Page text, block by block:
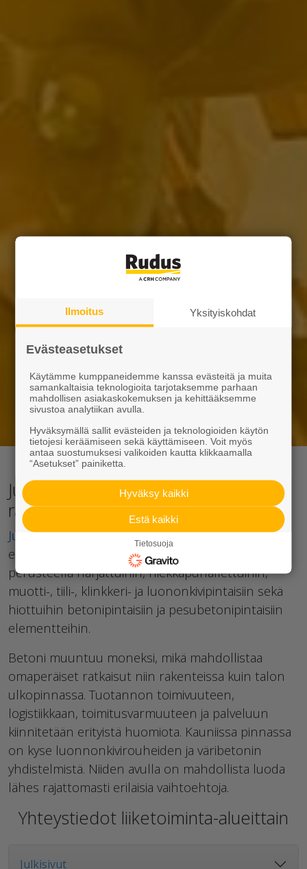
Julkisivuelementit luovat kasvot
rakennukselle
Julkisivuelementitjaetaan kantaviin ja ei-kantaviin
elementteihin. Lisäksi ne jaotellaan pinnan
perusteella harjattuihin, hiekkapuhallettuihin,
muotti-, tiili-, klinkkeri- ja luononkivipintaisiin sekä
hiottuihin betonipintaisiin ja pesubetonipintaisiin
elementteihin.
Betoni muuntuu moneksi, mikä mahdollistaa
omaperäiset ratkaisut niin rakenteissa kuin talon
ulkopinnassa. Tuotannon toimivuuteen,
logistiikkaan, toimitusvarmuuteen ja palveluun
kiinnitetään erityistä huomiota. Kauniissa pinnassa
on kyse luonnonkivirouheiden ja väribetonin
yhdistelmistä. Niiden avulla on mahdollista luoda
lähes rajattomasti erilaisia vaihtoehtoja.
Yhteystiedot liiketoiminta-alueittain
Julkisivut
Ilmoitus Yksityiskohdat
Evästeasetukset
Käytämme kumppaneidemme kanssa evästeitä ja muita
samankaltaisia teknologioita tarjotaksemme parhaan
mahdollisen asiakaskokemuksen ja kehittääksemme
sivustoa analytiikan avulla.
Hyväksymällä sallit evästeiden ja teknologioiden käytön
tietojesi keräämiseen sekä käyttämiseen. Voit myös
antaa suostumuksesi valikoiden kautta klikkaamalla
“Asetukset” painiketta.
Hyväksy kaikki
Estä kaikki
Tietosuoja